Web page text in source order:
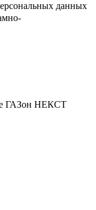
данных
ГАЗон НЕКСТ